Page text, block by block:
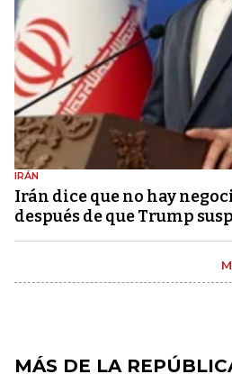
IRÁN
Irán dice que no hay
después de que Trump
MÁS DE LA